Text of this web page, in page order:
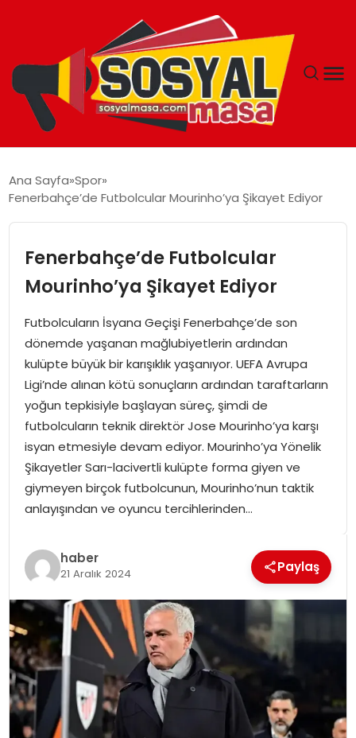
EKONOMI
GÜNCEL
TEKNOLOJI
SPOR
GÜNDEM
MAGAZIN
Ana Sayfa Spor
Fenerbahçe’de Futbolcular Mourinho’ya Şikayet Ediyor
Fenerbahçe’de Futbolcular
Mourinho’ya Şikayet Ediyor
Futbolcuların İsyana Geçişi Fenerbahçe’de son
dönemde yaşanan mağlubiyetlerin ardından
kulüpte büyük bir karışıklık yaşanıyor. UEFA Avrupa
Ligi’nde alınan kötü sonuçların ardından taraftarların
yoğun tepkisiyle başlayan süreç, şimdi de
futbolcuların teknik direktör Jose Mourinho’ya karşı
isyan etmesiyle devam ediyor. Mourinho’ya Yönelik
Şikayetler Sarı-lacivertli kulüpte forma giyen ve
giymeyen birçok futbolcunun, Mourinho’nun taktik
anlayışından ve oyuncu tercihlerinden…
haber
21 Aralık 2024 Paylaş